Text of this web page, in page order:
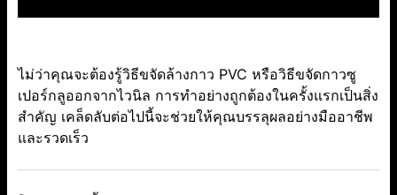
ไม่ว่าคุณจะต้องรู้วิธีขจัดล้างกาว PVC หรือวิธีขจัดกาวซู
เปอร์กลูออกจากไวนิล การทำอย่างถูกต้องในครั้งแรกเป็นสิ่ง
สำคัญ เคล็ดลับต่อไปนี้จะช่วยให้คุณบรรลุผลอย่างมืออาชีพ
และรวดเร็ว